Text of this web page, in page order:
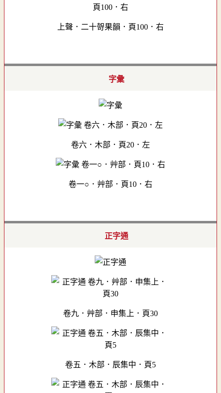
上聲．二十哿果韻．頁100．右
字彙
卷六．木部．頁20．左
卷一○．艸部．頁10．右
正字通
卷九．艸部．申集上．頁30
卷五．木部．辰集中．頁5